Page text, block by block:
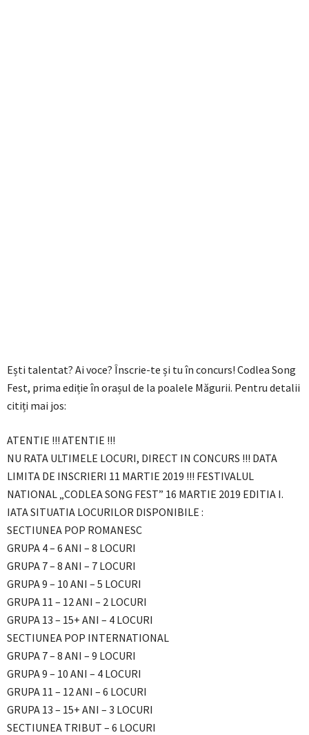
Ești talentat? Ai voce? Înscrie-te și tu în concurs! Codlea Song
Fest, prima ediție în orașul de la poalele Măgurii. Pentru detalii
citiți mai jos:
ATENTIE !!! ATENTIE !!!
NU RATA ULTIMELE LOCURI, DIRECT IN CONCURS !!! DATA
LIMITA DE INSCRIERI 11 MARTIE 2019 !!! FESTIVALUL
NATIONAL „CODLEA SONG FEST” 16 MARTIE 2019 EDITIA I.
IATA SITUATIA LOCURILOR DISPONIBILE :
SECTIUNEA POP ROMANESC
GRUPA 4 – 6 ANI – 8 LOCURI
GRUPA 7 – 8 ANI – 7 LOCURI
GRUPA 9 – 10 ANI – 5 LOCURI
GRUPA 11 – 12 ANI – 2 LOCURI
GRUPA 13 – 15+ ANI – 4 LOCURI
SECTIUNEA POP INTERNATIONAL
GRUPA 7 – 8 ANI – 9 LOCURI
GRUPA 9 – 10 ANI – 4 LOCURI
GRUPA 11 – 12 ANI – 6 LOCURI
GRUPA 13 – 15+ ANI – 3 LOCURI
SECTIUNEA TRIBUT – 6 LOCURI